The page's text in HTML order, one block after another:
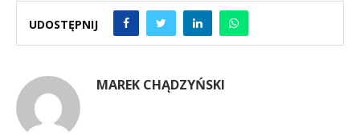
UDOSTĘPNIJ
MAREK CHĄDZYŃSKI